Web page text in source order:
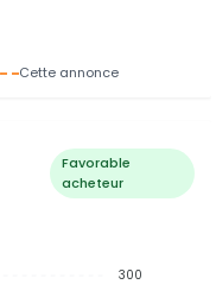
Cette annonce
Favorable
acheteur
300